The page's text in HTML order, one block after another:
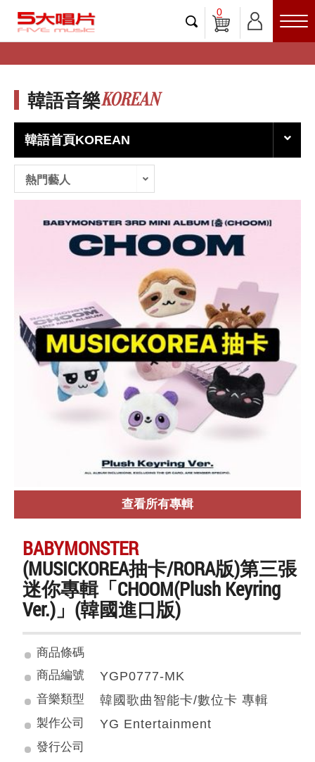
0
韓語音樂KOREAN
韓語首頁KOREAN
熱門藝人
查看所有專輯
BABYMONSTER
(MUSICKOREA抽卡/RORA版)第三張
迷你專輯「CHOOM(Plush Keyring
Ver.)」(韓國進口版)
商品條碼
商品編號
YGP0777-MK
音樂類型 韓國歌曲智能卡/數位卡 專輯
製作公司 YG Entertainment
發行公司